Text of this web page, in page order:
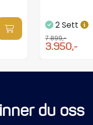
2 Sett
7.899,-
3.950,-
du oss